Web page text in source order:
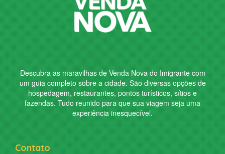
Descubra as maravilhas de Venda Nova do Imigrante com
um guia completo sobre a cidade. São diversas opções de
hospedagem, restaurantes, pontos turísticos, sítios e
fazendas. Tudo reunido para que sua viagem seja uma
experiência inesquecível.
Contato